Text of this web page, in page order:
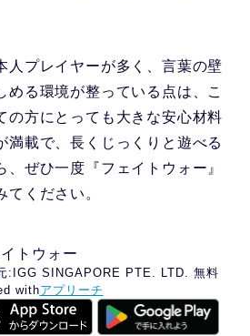
人プレイヤーが多く、言葉の壁
める環境が整っている点は、こ
の方にとっても大きな安心材料
満載で、長くじっくりと遊べる
ぜひ一度『フェイトウォー』
ください。
トウォー
: IGG SINGAPORE PTE. LTD.
無料
withアプリーチ